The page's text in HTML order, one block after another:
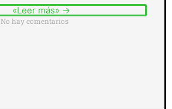
«Leer más» →
No hay comentarios